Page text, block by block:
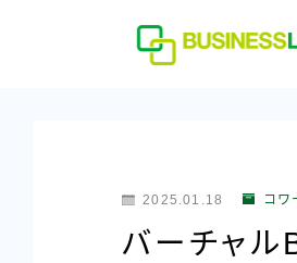
2025.01.18 コワ
バーチャル